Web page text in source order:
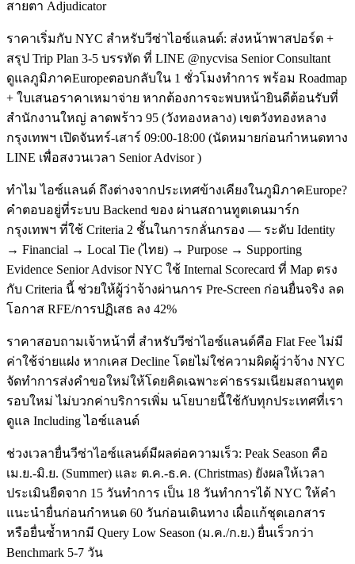
สายตา Adjudicator
ราคาเริ่มกับ NYC สำหรับวีซ่าไอซ์แลนด์: ส่งหน้าพาสปอร์ต +
สรุป Trip Plan 3-5 บรรทัด ที่ LINE @nycvisa Senior Consultant
ดูแลภูมิภาคEuropeตอบกลับใน 1 ชั่วโมงทำการ พร้อม Roadmap
+ ใบเสนอราคาเหมาจ่าย หากต้องการจะพบหน้ายินดีต้อนรับที่
สำนักงานใหญ่ ลาดพร้าว 95 (วังทองหลาง) เขตวังทองหลาง
กรุงเทพฯ เปิดจันทร์-เสาร์ 09:00-18:00 (นัดหมายก่อนกำหนดทาง
LINE เพื่อสงวนเวลา Senior Advisor )
ทำไม ไอซ์แลนด์ ถึงต่างจากประเทศข้างเคียงในภูมิภาคEurope?
คำตอบอยู่ที่ระบบ Backend ของ ผ่านสถานทูตเดนมาร์ก
กรุงเทพฯ ที่ใช้ Criteria 2 ชั้นในการกลั่นกรอง — ระดับ Identity
→ Financial → Local Tie (ไทย) → Purpose → Supporting
Evidence Senior Advisor NYC ใช้ Internal Scorecard ที่ Map ตรง
กับ Criteria นี้ ช่วยให้ผู้ว่าจ้างผ่านการ Pre-Screen ก่อนยื่นจริง ลด
โอกาส RFE/การปฏิเสธ ลง 42%
ราคาสอบถามเจ้าหน้าที่ สำหรับวีซ่าไอซ์แลนด์คือ Flat Fee ไม่มี
ค่าใช้จ่ายแฝง หากเคส Decline โดยไม่ใช่ความผิดผู้ว่าจ้าง NYC
จัดทำการส่งคำขอใหม่ให้โดยคิดเฉพาะค่าธรรมเนียมสถานทูต
รอบใหม่ ไม่บวกค่าบริการเพิ่ม นโยบายนี้ใช้กับทุกประเทศที่เรา
ดูแล Including ไอซ์แลนด์
ช่วงเวลายื่นวีซ่าไอซ์แลนด์มีผลต่อความเร็ว: Peak Season คือ
เม.ย.-มิ.ย. (Summer) และ ต.ค.-ธ.ค. (Christmas) ยังผลให้เวลา
ประเมินยืดจาก 15 วันทำการ เป็น 18 วันทำการได้ NYC ให้คำ
แนะนำยื่นก่อนกำหนด 60 วันก่อนเดินทาง เผื่อแก้ชุดเอกสาร
หรือยื่นซ้ำหากมี Query Low Season (ม.ค./ก.ย.) ยื่นเร็วกว่า
Benchmark 5-7 วัน